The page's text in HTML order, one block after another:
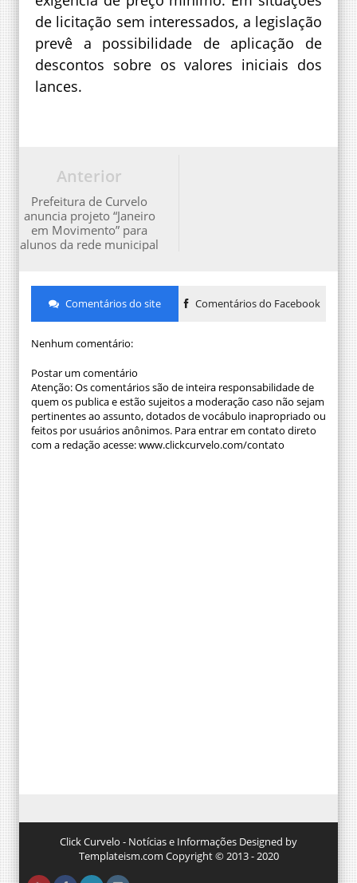
de licitação sem interessados, a legislação
prevê a possibilidade de aplicação de
descontos sobre os valores iniciais dos
lances.
Anterior
Prefeitura de Curvelo
anuncia projeto “Janeiro
em Movimento” para
alunos da rede municipal
Comentários do site Comentários do Facebook
Nenhum comentário:
Postar um comentário
Atenção: Os comentários são de inteira responsabilidade de
quem os publica e estão sujeitos a moderação caso não sejam
pertinentes ao assunto, dotados de vocábulo inapropriado ou
feitos por usuários anônimos. Para entrar em contato direto
com a redação acesse: www.clickcurvelo.com/contato
Click Curvelo - Notícias e Informações Designed by
Templateism.com Copyright © 2013 - 2020